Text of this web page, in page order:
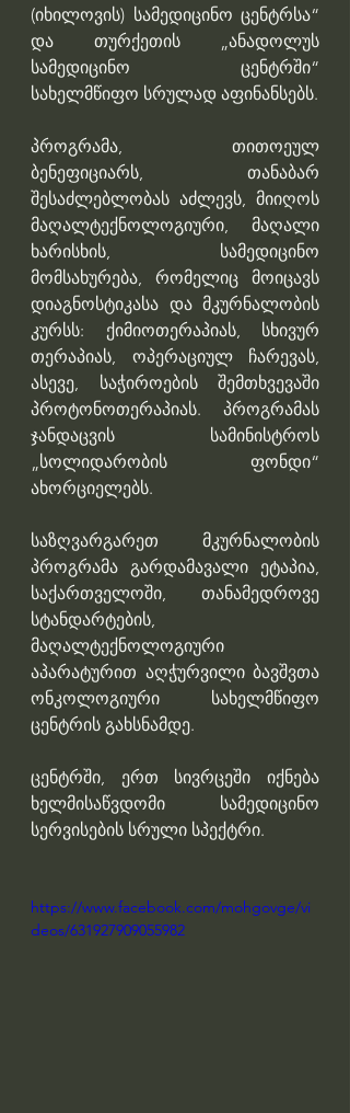
(იხილოვის) სამედიცინო ცენტრსა“
და თურქეთის „ანადოლუს
სამედიცინო ცენტრში“
პროგრამა, თითოეულ
ბენეფიციარს, თანაბარ
შესაძლებლობას აძლევს, მიიღოს
მაღალტექნოლოგიური, მაღალი
ხარისხის, სამედიცინო
მომსახურება, რომელიც მოიცავს
დიაგნოსტიკასა და მკურნალობის
კურსს: ქიმიოთერაპიას, სხივურ
თერაპიას, ოპერაციულ ჩარევას,
ასევე, საჭიროების შემთხვევაში
პროტონოთერაპიას. პროგრამას
ჯანდაცვის სამინისტროს
„სოლიდარობის ფონდი“
ახორციელებს.
საზღვარგარეთ მკურნალობის
პროგრამა გარდამავალი ეტაპია,
საქართველოში, თანამედროვე
სტანდარტების,
მაღალტექნოლოგიური
აპარატურით აღჭურვილი ბავშვთა
ონკოლოგიური სახელმწიფო
ცენტრის გახსნამდე.
ცენტრში, ერთ სივრცეში იქნება
ხელმისაწვდომი სამედიცინო
სერვისების სრული სპექტრი.
https://www.facebook.com/mohgovge/vi
deos/631927909055982